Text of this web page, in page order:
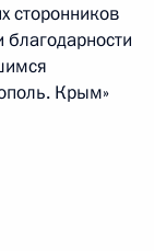
сторонников
Крым»